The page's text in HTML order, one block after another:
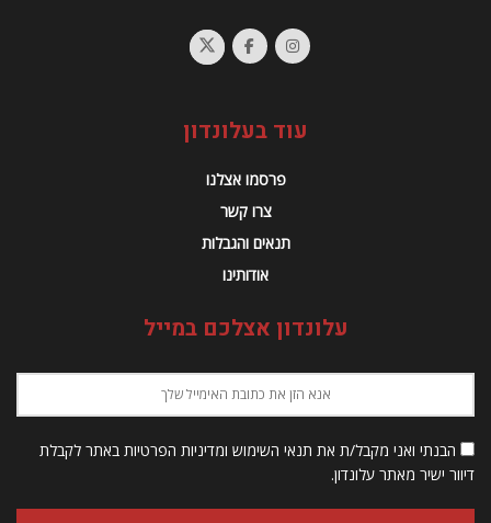
עוד בעלונדון
פרסמו אצלנו
צרו קשר
תנאים והגבלות
אודותינו
עלונדון אצלכם במייל
הבנתי ואני מקבל/ת את תנאי השימוש ומדיניות הפרטיות באתר לקבלת
דיוור ישיר מאתר עלונדון.